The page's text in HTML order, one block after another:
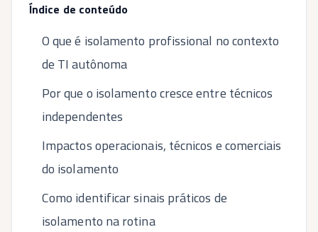
Índice de conteúdo
O que é isolamento profissional no contexto
de TI autônoma
Por que o isolamento cresce entre técnicos
independentes
Impactos operacionais, técnicos e comerciais
do isolamento
Como identificar sinais práticos de
isolamento na rotina